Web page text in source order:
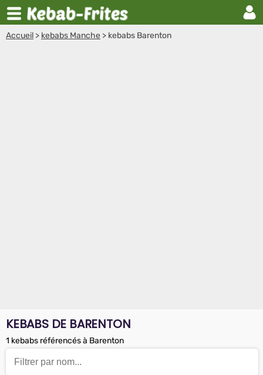
Accueil > kebabs Manche > kebabs Barenton
KEBABS DE BARENTON
1 kebabs référencés à Barenton